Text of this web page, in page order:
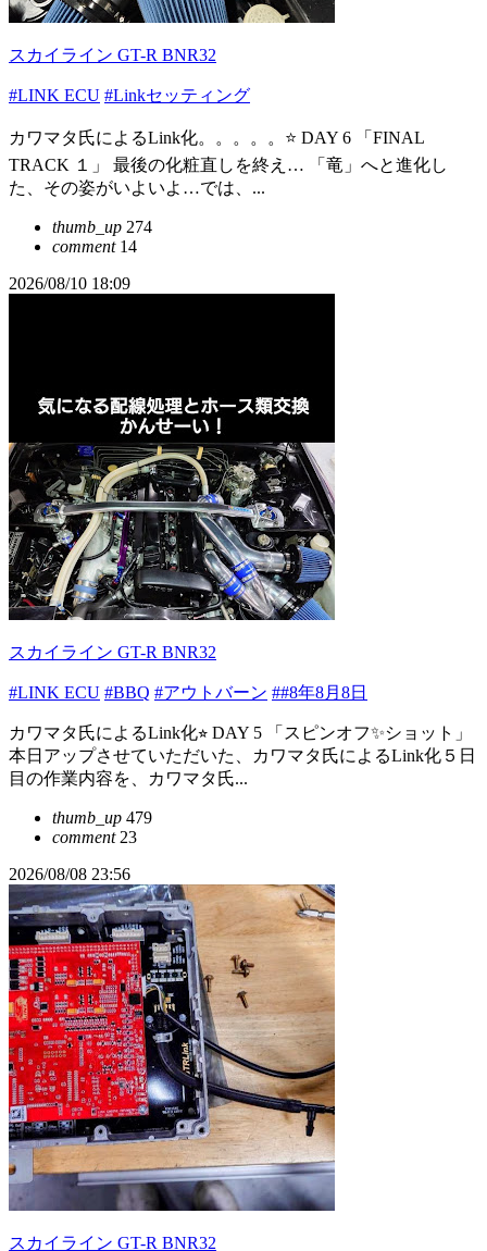
スカイライン GT-R BNR32
#LINK ECU #Linkセッティング
カワマタ氏によるLink化。。。。。⭐️ DAY 6 「FINAL
TRACK １」 最後の化粧直しを終え… 「竜」へと進化し
た、その姿がいよいよ…では、...
thumb_up 274
comment14
2026/08/10 18:09
スカイライン GT-R BNR32
#LINK ECU #BBQ #アウトバーン ##8年8月8日
カワマタ氏によるLink化⭐︎ DAY 5 「スピンオフ✨ショット」
本日アップさせていただいた、カワマタ氏によるLink化５日
目の作業内容を、カワマタ氏...
thumb_up 479
comment23
2026/08/08 23:56
スカイライン GT-R BNR32